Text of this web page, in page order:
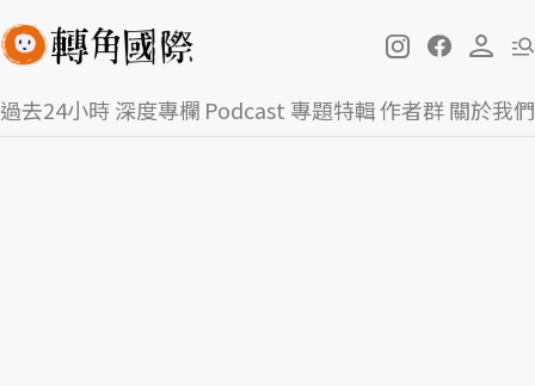
過去24小時深度專欄 Podcast 專題特輯作者群關於我們